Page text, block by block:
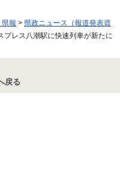
県報 > 県政ニュース（報道発表資
プレス八潮駅に快速列車が新たに
戻る